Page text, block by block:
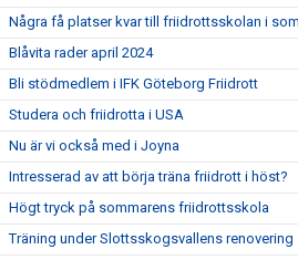
Några få platser kvar till friidrottsskolan i
Blåvita rader april 2024
Bli stödmedlem i IFK Göteborg Friidrott
Studera och friidrotta i USA
Nu är vi också med i Joyna
Intresserad av att börja träna friidrott i höst?
Högt tryck på sommarens friidrottsskola
Träning under Slottsskogsvallens renovering